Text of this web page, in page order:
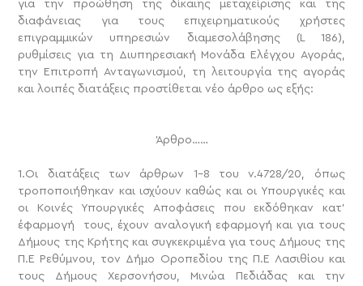
για την προώθηση της δίκαιης μεταχείρισης και της
διαφάνειας για τους επιχειρηματικούς χρήστες
επιγραμμικών υπηρεσιών διαμεσολάβησης (L 186),
ρυθμίσεις για τη Διυπηρεσιακή Μονάδα Ελέγχου Αγοράς,
την Επιτροπή Ανταγωνισμού, τη λειτουργία της αγοράς
και λοιπές διατάξεις προστίθεται νέο άρθρο ως εξής:
Άρθρο……
1.Οι διατάξεις των άρθρων 1-8 του ν.4728/20, όπως
τροποποιήθηκαν και ισχύουν καθώς και οι Υπουργικές και
οι Κοινές Υπουργικές Αποφάσεις που εκδόθηκαν κατ’
έφαρμογή τους, έχουν αναλογική εφαρμογή και για τους
Δήμους της Κρήτης και συγκεκριμένα για τους Δήμους της
Π.Ε Ρεθύμνου, τον Δήμο Οροπεδίου της Π.Ε Λασιθίου και
τους Δήμους Χερσονήσου, Μινώα Πεδιάδας και την